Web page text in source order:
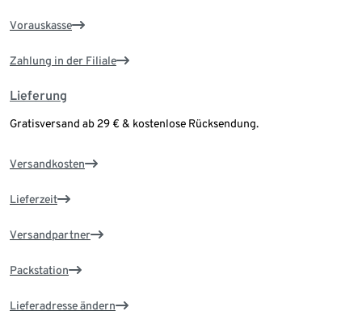
Vorauskasse
Zahlung in der Filiale
Lieferung
Gratisversand ab 29 € & kostenlose Rücksendung.
Versandkosten
Lieferzeit
Versandpartner
Packstation
Lieferadresse ändern